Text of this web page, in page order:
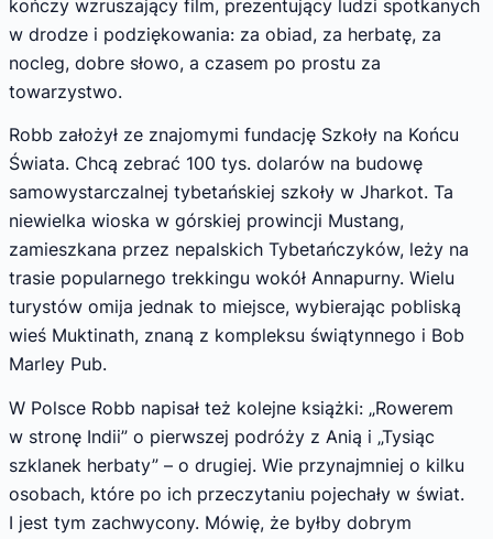
kończy wzruszający film, prezentujący ludzi spotkanych
w drodze i podziękowania: za obiad, za herbatę, za
nocleg, dobre słowo, a czasem po prostu za
towarzystwo.
Robb założył ze znajomymi fundację Szkoły na Końcu
Świata. Chcą zebrać 100 tys. dolarów na budowę
samowystarczalnej tybetańskiej szkoły w Jharkot. Ta
niewielka wioska w górskiej prowincji Mustang,
zamieszkana przez nepalskich Tybetańczyków, leży na
trasie popularnego trekkingu wokół Annapurny. Wielu
turystów omija jednak to miejsce, wybierając pobliską
wieś Muktinath, znaną z kompleksu świątynnego i Bob
Marley Pub.
W Polsce Robb napisał też kolejne książki: „Rowerem
w stronę Indii” o pierwszej podróży z Anią i „Tysiąc
szklanek herbaty” – o drugiej. Wie przynajmniej o kilku
osobach, które po ich przeczytaniu pojechały w świat.
I jest tym zachwycony. Mówię, że byłby dobrym